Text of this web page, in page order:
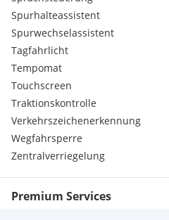
Spurhalteassistent
Spurwechselassistent
Tagfahrlicht
Tempomat
Touchscreen
Traktionskontrolle
Verkehrszeichenerkennung
Wegfahrsperre
Zentralverriegelung
Premium Services